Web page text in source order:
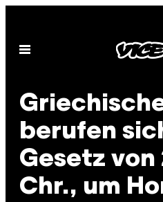
content
Open
berufen
Gesetz von
Chr., um